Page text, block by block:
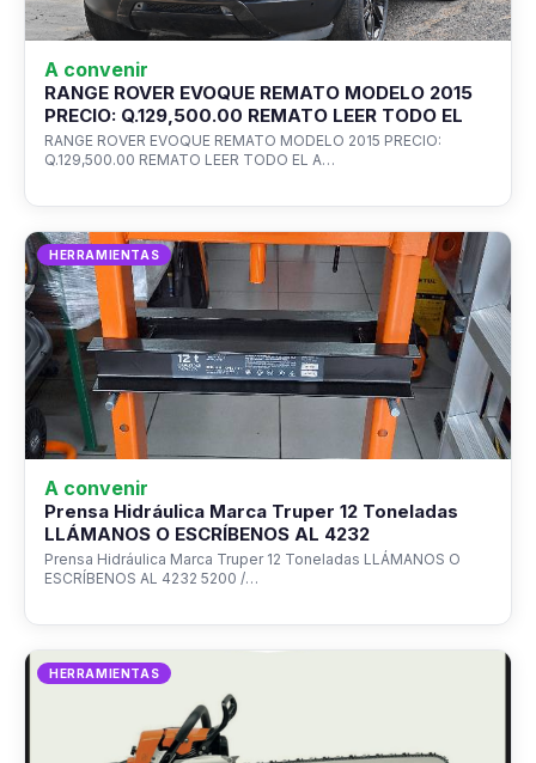
A convenir
RANGE ROVER EVOQUE REMATO MODELO 2015
PRECIO: Q.129,500.00 REMATO LEER TODO EL
RANGE ROVER EVOQUE REMATO MODELO 2015 PRECIO:
Q.129,500.00 REMATO LEER TODO EL A…
HERRAMIENTAS
A convenir
Prensa Hidráulica Marca Truper 12 Toneladas
LLÁMANOS O ESCRÍBENOS AL 4232
Prensa Hidráulica Marca Truper 12 Toneladas LLÁMANOS O
ESCRÍBENOS AL 4232 5200 /…
HERRAMIENTAS